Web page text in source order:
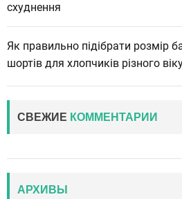
схуднення
Як правильно підібрати розмір
шортів для хлопчиків різного
СВЕЖИЕ КОММЕНТАРИИ
АРХИВЫ